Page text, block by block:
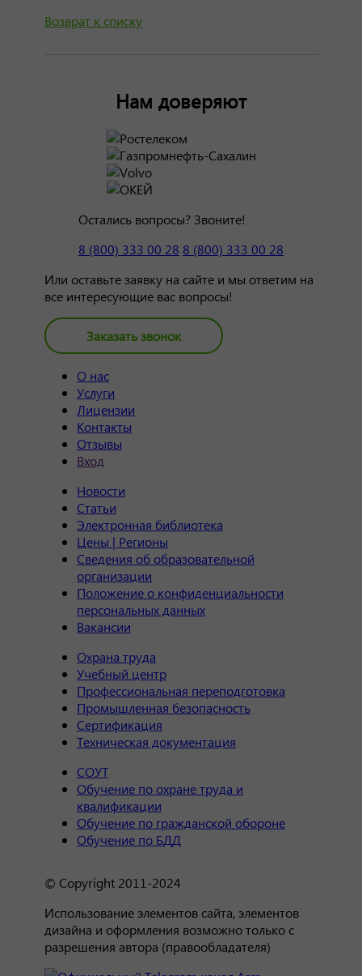
Возврат к списку
Нам доверяют
Остались вопросы? Звоните!
8 (800) 333 00 28 8 (800) 333 00 28
Или оставьте заявку на сайте и мы ответим на
все интересующие вас вопросы!
Заказать звонок
О нас
Услуги
Лицензии
Контакты
Отзывы
Вход
Новости
Статьи
Электронная библиотека
Цены | Регионы
Сведения об образовательной
организации
Положение о конфиденциальности
персональных данных
Вакансии
Охрана труда
Учебный центр
Профессиональная переподготовка
Промышленная безопасность
Сертификация
Техническая документация
СОУТ
Обучение по охране труда и
квалификации
Обучение по гражданской обороне
Обучение по БДД
© Copyright 2011-2024
Использование элементов сайта, элементов
дизайна и оформления возможно только с
разрешения автора (правообладателя)